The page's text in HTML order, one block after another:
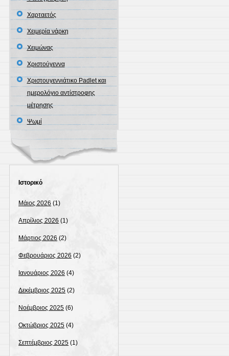
Χαρταετός
Χειμερία νάρκη
Χειμώνας
Χριστούγεννα
Χριστουγεννιάτικο Padlet και
ημερολόγιο αντίστροφης
μέτρησης
Ψωμί
Ιστορικό
Μάιος 2026 (1)
Απρίλιος 2026 (1)
Μάρτιος 2026 (2)
Φεβρουάριος 2026 (2)
Ιανουάριος 2026 (4)
Δεκέμβριος 2025 (2)
Νοέμβριος 2025 (6)
Οκτώβριος 2025 (4)
Σεπτέμβριος 2025 (1)